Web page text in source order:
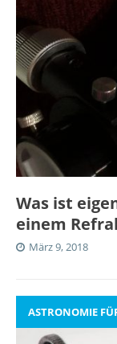
Was ist
einem
März 9, 2018
ASTRONOMIE